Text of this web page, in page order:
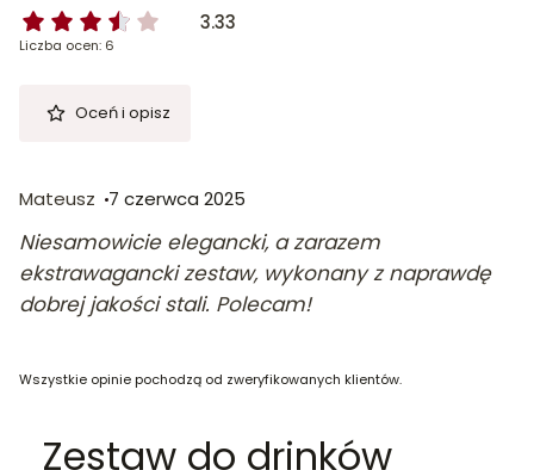
3.33
Liczba ocen: 6
Oceń i opisz
Mateusz 7 czerwca 2025
Niesamowicie elegancki, a zarazem
ekstrawagancki zestaw, wykonany z naprawdę
dobrej jakości stali. Polecam!
Wszystkie opinie pochodzą od zweryfikowanych klientów.
Zestaw do drinków